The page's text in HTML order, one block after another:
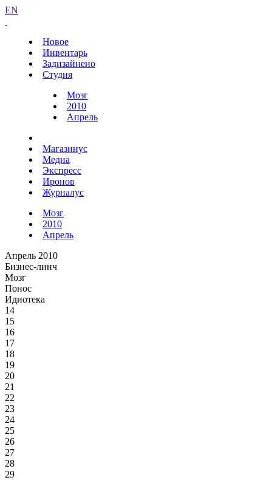
EN
Новое
Инвентарь
Задизайнено
Студия
Мозг
2010
Апрель
Магазинус
Медиа
Экспресс
Иронов
Журналус
Мозг
2010
Апрель
Апрель 2010
Бизнес-линч
Мозг
Понос
Идиотека
14
15
16
17
18
19
20
21
22
23
24
25
26
27
28
29